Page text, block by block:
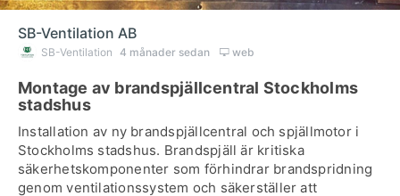
SB-Ventilation AB
SB-Ventilation 4 månader sedan web
Montage av brandspjällcentral Stockholms
stadshus
Installation av ny brandspjällcentral och spjällmotor i
Stockholms stadshus. Brandspjäll är kritiska
säkerhetskomponenter som förhindrar brandspridning
genom ventilationssystem och säkerställer att